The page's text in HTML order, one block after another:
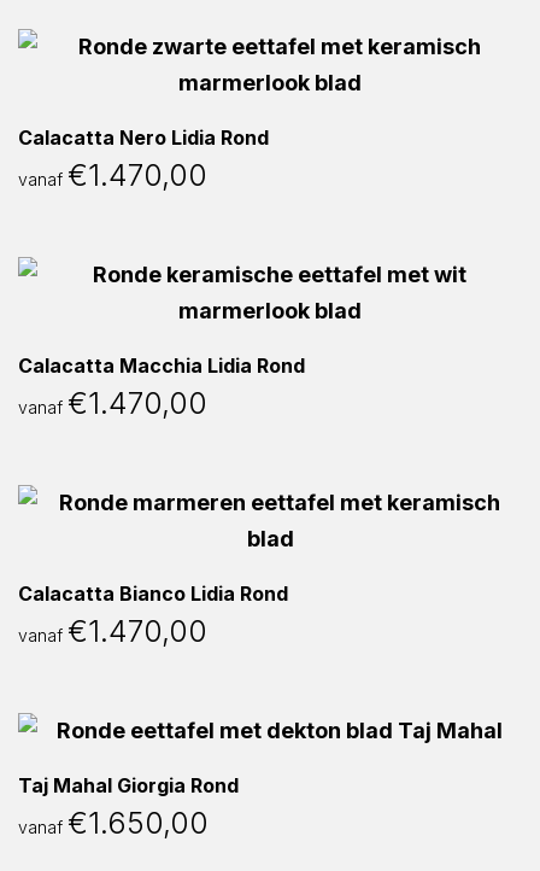
Calacatta Nero Lidia Rond
vanaf €1.470,00
Calacatta Macchia Lidia Rond
vanaf €1.470,00
Calacatta Bianco Lidia Rond
vanaf €1.470,00
Taj Mahal Giorgia Rond
vanaf €1.650,00